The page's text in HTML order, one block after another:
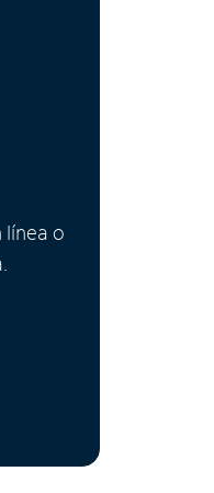
línea o